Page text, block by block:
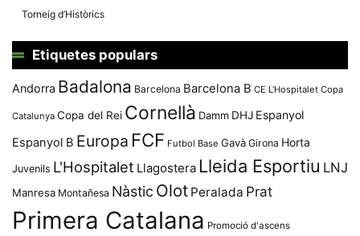
Torneig d’Històrics
Etiquetes populars
Andorra Badalona Barcelona Barcelona B CE L'Hospitalet Copa
Catalunya Copa del Rei Cornellà Damm DHJ Espanyol
Espanyol B Europa FCF Futbol Base Gavà Girona Horta
Juvenils L'Hospitalet Llagostera Lleida Esportiu LNJ
Manresa Montañesa Nàstic Olot Peralada Prat
Primera Catalana Promoció d'ascens